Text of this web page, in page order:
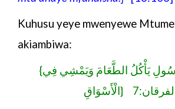
Kuhusu yeye mwenyewe Mtume
akiambiwa:
{مَالِ هَٰذَا الرَّسُولِ يَأْكُلُ الطَّعَامَ وَيَمْشِي فِي